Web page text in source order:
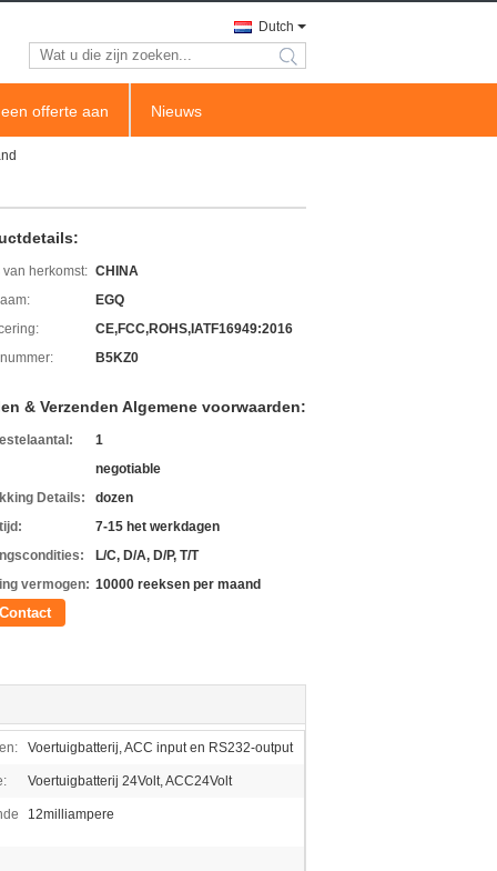
Dutch
search
offerte aan Nieuws
van herkomst: CHINA
EGQ
CE,FCC,ROHS,IATF16949:2016
B5KZ0
& Verzenden Algemene voorwaarden:
1
negotiable
Details:
dozen
7-15 het werkdagen
L/C, D/A, D/P, T/T
vermogen: 10000 reeksen per maand
Contact
Voertuigbatterij, ACC input en RS232-output
Voertuigbatterij 24Volt, ACC24Volt
12milliampere